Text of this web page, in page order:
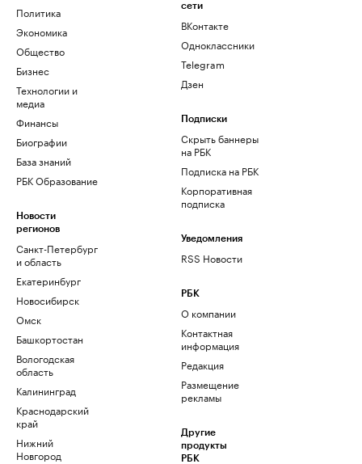
Политика
Экономика
Общество
Бизнес
Технологии и
медиа
Финансы
Биографии
База знаний
РБК Образование
Новости
регионов
Санкт-Петербург
и область
Екатеринбург
Новосибирск
Омск
Башкортостан
Вологодская
область
Калининград
Краснодарский
край
Нижний
Новгород
сети
ВКонтакте
Одноклассники
Telegram
Дзен
Подписки
Скрыть баннеры
на РБК
Подписка на РБК
Корпоративная
подписка
Уведомления
RSS Новости
РБК
О компании
Контактная
информация
Редакция
Размещение
рекламы
Другие
продукты
РБК